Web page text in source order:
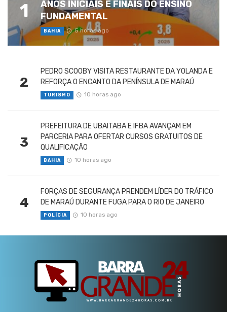
1
ANOS INICIAIS E FINAIS DO ENSINO
FUNDAMENTAL
BAHIA 5 horas ago
2
PEDRO SCOOBY VISITA RESTAURANTE DA YOLANDA E
REFORÇA O ENCANTO DA PENÍNSULA DE MARAÚ
TURISMO 10 horas ago
3
PREFEITURA DE UBAITABA E IFBA AVANÇAM EM
PARCERIA PARA OFERTAR CURSOS GRATUITOS DE
QUALIFICAÇÃO
BAHIA 10 horas ago
4
FORÇAS DE SEGURANÇA PRENDEM LÍDER DO TRÁFICO
DE MARAÚ DURANTE FUGA PARA O RIO DE JANEIRO
POLÍCIA 10 horas ago